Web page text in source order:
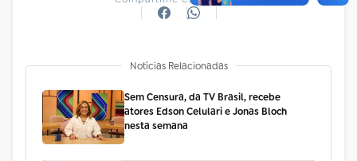
Notícias Relacionadas
Sem Censura, da TV Brasil, recebe
atores Edson Celulari e Jonas Bloch
nesta semana